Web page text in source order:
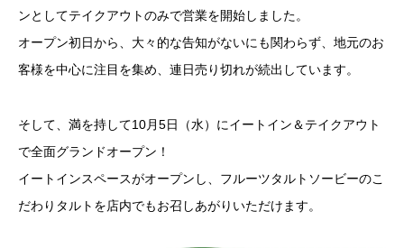
ンとしてテイクアウトのみで営業を開始しました。
オープン初日から、大々的な告知がないにも関わらず、地元のお
客様を中心に注目を集め、連日売り切れが続出しています。
そして、満を持して10月5日（水）にイートイン＆テイクアウト
で全面グランドオープン！
イートインスペースがオープンし、フルーツタルトソービーのこ
だわりタルトを店内でもお召しあがりいただけます。